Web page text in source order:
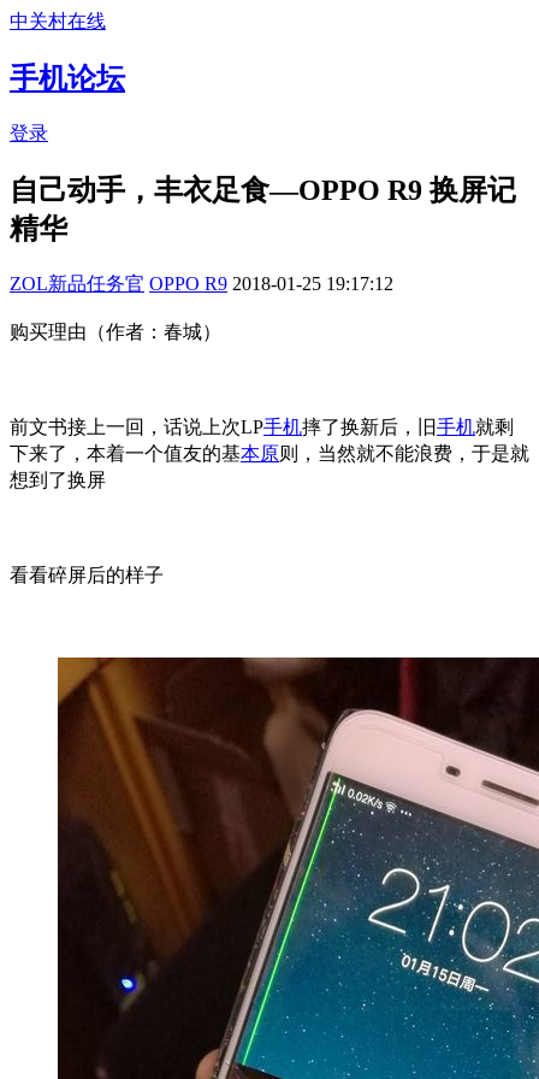
中关村在线
手机论坛
登录
自己动手，丰衣足食—OPPO R9 换屏记
精华
ZOL新品任务官 OPPO R9 2018-01-25 19:17:12
购买理由（作者：春城）
前文书接上一回，话说上次LP手机摔了换新后，旧手机就剩
下来了，本着一个值友的基本原则，当然就不能浪费，于是就
想到了换屏
看看碎屏后的样子